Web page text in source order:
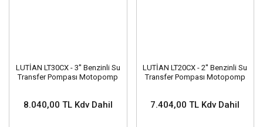
LUTİAN LT30CX - 3'' Benzinli Su
Transfer Pompası Motopomp
8.040,00 TL Kdv Dahil
LUTİAN LT20CX - 2'' Benzinli Su
Transfer Pompası Motopomp
7.404,00 TL Kdv Dahil